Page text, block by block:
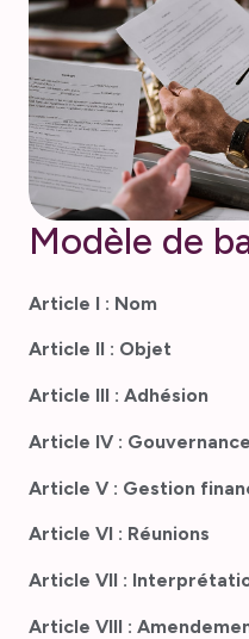
Modèle de
Article I : Nom
Article II : Objet
Article III : Adhésion
Article IV : Gouvernance
Article V : Gestion
Article VI : Réunions
Article VII :
Article VIII :